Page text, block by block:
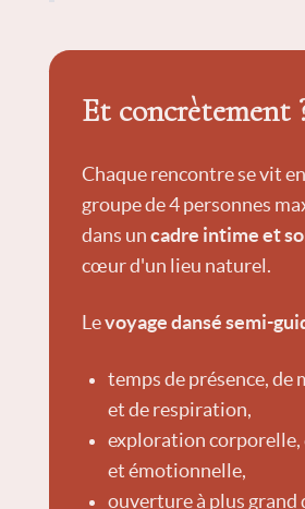
Et concrètement
Chaque rencontre se vit
groupe de 4 personnes
dans un cadre intime et
cœur d'un lieu naturel.
Levoyage dansé semi-
temps de présence, de
et de respiration,
exploration corporelle,
et émotionnelle,
ouverture à plus grand